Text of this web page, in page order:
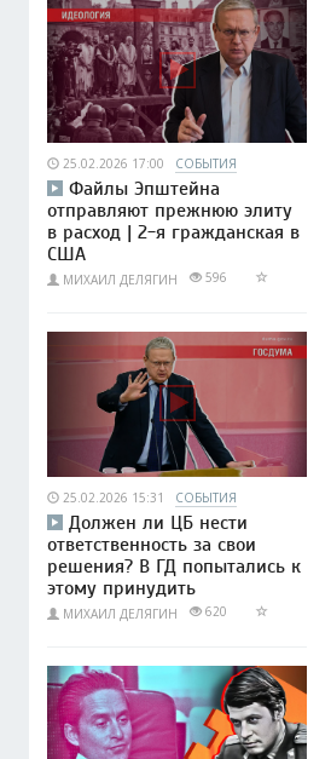
25.02.2026 17:00 СОБЫТИЯ
Файлы Эпштейна
отправляют прежнюю элиту
в расход | 2-я гражданская в
США
МИХАИЛ ДЕЛЯГИН 596
25.02.2026 15:31 СОБЫТИЯ
Должен ли ЦБ нести
ответственность за свои
решения? В ГД попытались к
этому принудить
МИХАИЛ ДЕЛЯГИН 620